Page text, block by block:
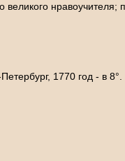
1770 год - в 8°.